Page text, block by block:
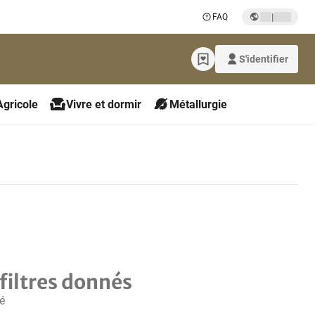
FAQ |
S'identifier
Vivre et dormir Métallurgie
donnés